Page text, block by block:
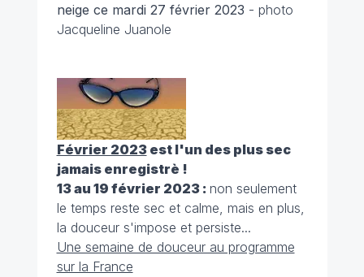
neige ce mardi 27 février 2023 - photo
Jacqueline Juanole
Février 2023est l'un des plus sec
jamais enregistrè !
13 au 19 février 2023 : non seulement
le temps reste sec et calme, mais en plus,
la douceur s'impose et persiste...
Une semaine de douceur au programme
sur la France